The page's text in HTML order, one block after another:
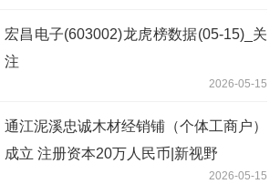
宏昌电子(603002)龙虎榜数据(05-15)_关
注
2026-05-15
通江泥溪忠诚木材经销铺（个体工商户）
成立 注册资本20万人民币|新视野
2026-05-15